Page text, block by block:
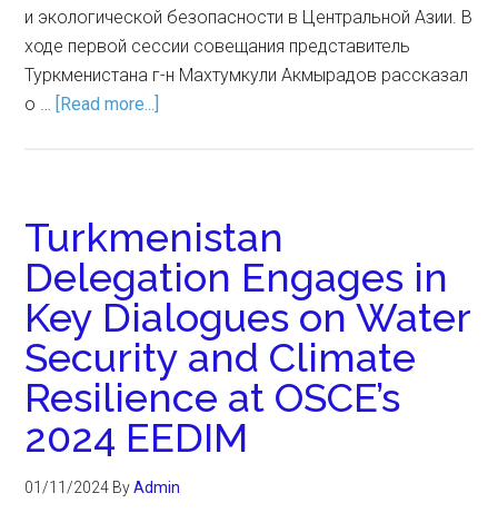
и экологической безопасности в Центральной Азии. В
ходе первой сессии совещания представитель
Туркменистана г-н Махтумкули Акмырадов рассказал
о … [Read more...]
Turkmenistan
Delegation Engages in
Key Dialogues on Water
Security and Climate
Resilience at OSCE’s
2024 EEDIM
01/11/2024 ByAdmin